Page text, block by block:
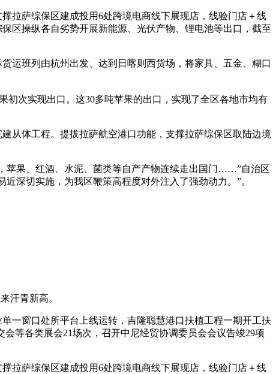
萨综保区建成投用6处跨境电商线下展现店，线验门店＋线
区操纵各自劣势开展新能源、光伏产物、锂电池等出口，截至
班列由杭州出发、达到日喀则西货场，将家具、五金、糊口
次实现出口。这30多吨苹果的出口，实现了全区各地市均有
体工程。提拔拉萨航空港口功能，支撑拉萨综保区取陆边境
果、红酒、水泥、菌类等自产产物连续走出国门……”自治区
深切实施，为我区鞭策高程度对外注入了强劲动力。”。
汗青新高。
窗口处所平台上线运转，吉隆聪慧港口扶植工程一期开工扶
等各类展会21场次，召开中尼经贸协调委员会会议告竣29项
萨综保区建成投用6处跨境电商线下展现店，线验门店＋线